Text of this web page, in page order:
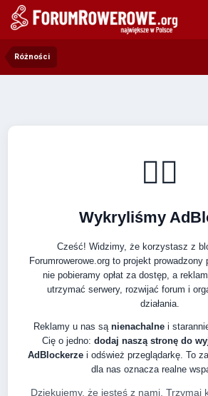
Różności
🚴‍♂️
Wykryliśmy
Cześć! Widzimy, że korzystasz z
Forumrowerowe.org to projekt
nie pobieramy opłat za dostęp, a
utrzymać serwery, rozwijać forum i
działania.
Reklamy u nas są nienachalne i
Cię o jedno: dodaj naszą stronę do
AdBlockerze i odśwież przeglądarkę. To
dla nas oznacza realne
Dziękujemy, że jesteś z nami. Trzymaj